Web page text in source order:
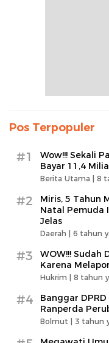
Pos Terpopuler
#1
Wow!!! Sekali
Bayar 11,4
Berita Utama | 8
#2
Miris, 5 Tahun
Natal Pemuda
Jelas
Daerah | 6 tahun
#3
WOW!!! Sudah
Karena
Hukrim | 8 tahun
#4
Banggar
Ranperda
Bolmut | 3 tahun